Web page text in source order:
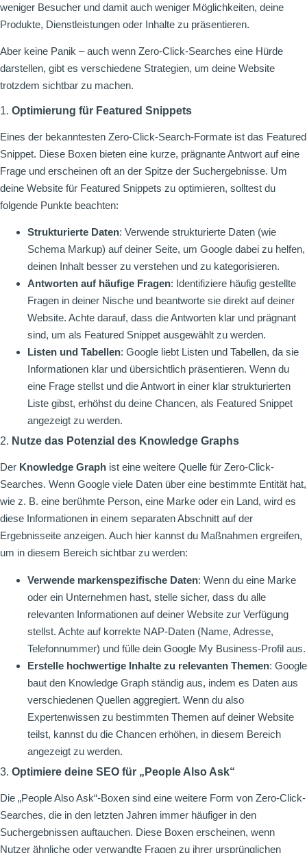
weniger Besucher und damit auch weniger Möglichkeiten, deine
Produkte, Dienstleistungen oder Inhalte zu präsentieren.
Aber keine Panik – auch wenn Zero-Click-Searches eine Hürde
darstellen, gibt es verschiedene Strategien, um deine Website
trotzdem sichtbar zu machen.
1. Optimierung für Featured Snippets
Eines der bekanntesten Zero-Click-Search-Formate ist das Featured
Snippet. Diese Boxen bieten eine kurze, prägnante Antwort auf eine
Frage und erscheinen oft an der Spitze der Suchergebnisse. Um
deine Website für Featured Snippets zu optimieren, solltest du
folgende Punkte beachten:
Strukturierte Daten: Verwende strukturierte Daten (wie
Schema Markup) auf deiner Seite, um Google dabei zu helfen,
deinen Inhalt besser zu verstehen und zu kategorisieren.
Antworten auf häufige Fragen: Identifiziere häufig gestellte
Fragen in deiner Nische und beantworte sie direkt auf deiner
Website. Achte darauf, dass die Antworten klar und prägnant
sind, um als Featured Snippet ausgewählt zu werden.
Listen und Tabellen: Google liebt Listen und Tabellen, da sie
Informationen klar und übersichtlich präsentieren. Wenn du
eine Frage stellst und die Antwort in einer klar strukturierten
Liste gibst, erhöhst du deine Chancen, als Featured Snippet
angezeigt zu werden.
2. Nutze das Potenzial des Knowledge Graphs
Der Knowledge Graph ist eine weitere Quelle für Zero-Click-
Searches. Wenn Google viele Daten über eine bestimmte Entität hat,
wie z. B. eine berühmte Person, eine Marke oder ein Land, wird es
diese Informationen in einem separaten Abschnitt auf der
Ergebnisseite anzeigen. Auch hier kannst du Maßnahmen ergreifen,
um in diesem Bereich sichtbar zu werden:
Verwende markenspezifische Daten: Wenn du eine Marke
oder ein Unternehmen hast, stelle sicher, dass du alle
relevanten Informationen auf deiner Website zur Verfügung
stellst. Achte auf korrekte NAP-Daten (Name, Adresse,
Telefonnummer) und fülle dein Google My Business-Profil aus.
Erstelle hochwertige Inhalte zu relevanten Themen: Google
baut den Knowledge Graph ständig aus, indem es Daten aus
verschiedenen Quellen aggregiert. Wenn du also
Expertenwissen zu bestimmten Themen auf deiner Website
teilst, kannst du die Chancen erhöhen, in diesem Bereich
angezeigt zu werden.
3. Optimiere deine SEO für „People Also Ask“
Die „People Also Ask“-Boxen sind eine weitere Form von Zero-Click-
Searches, die in den letzten Jahren immer häufiger in den
Suchergebnissen auftauchen. Diese Boxen erscheinen, wenn
Nutzer ähnliche oder verwandte Fragen zu ihrer ursprünglichen